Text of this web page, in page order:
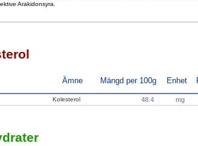
Arakidonsyra.
Ämne Mängd per 100g Enhet
Kolesterol 48.4 mg